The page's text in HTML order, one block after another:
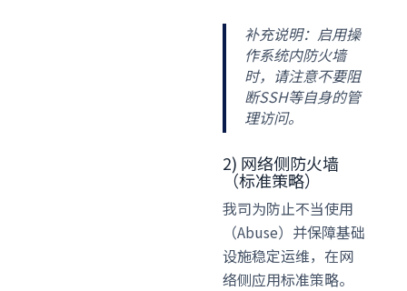
补充说明：启用操
作系统内防火墙
时，请注意不要阻
断SSH等自身的管
理访问。
2) 网络侧防火墙
（标准策略）
我司为防止不当使用
（Abuse）并保障基础
设施稳定运维，在网
络侧应用标准策略。